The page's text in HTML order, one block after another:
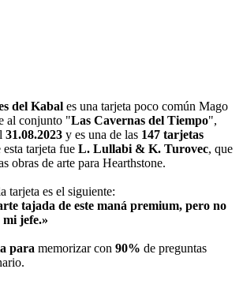
del Kabal es una tarjeta poco común Mago
al conjunto "Las Cavernas del Tiempo",
31.08.2023 y es una de las 147 tarjetas
tarjeta fue L. Lullabi & K. Turovec, que
obras de arte para Hearthstone.
tarjeta es el siguiente:
tajada de este maná premium, pero no
mi jefe.»
para memorizar con 90% de preguntas